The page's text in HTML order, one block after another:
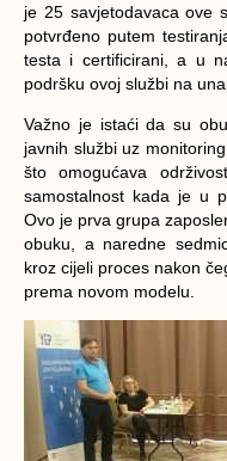
je 25 savjetodavaca ove
potvrđeno putem
testa i certificirani, a u
podršku ovoj službi na
Važno je istaći da su
javnih službi uz
što omogućava
samostalnost kada je u
Ovo je prva grupa
obuku, a naredne
kroz cijeli proces nakon
prema novom modelu.